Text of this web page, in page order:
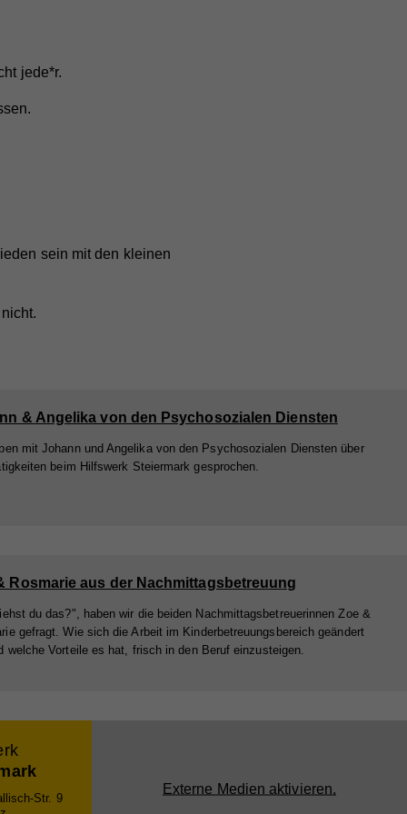
jede*r.
sein mit den kleinen
& Angelika von den Psychosozialen Diensten
mit Johann und Angelika von den Psychosozialen Diensten über
beim Hilfswerk Steiermark gesprochen.
Rosmarie aus der Nachmittagsbetreuung
du das?", haben wir die beiden Nachmittagsbetreuerinnen Zoe &
gefragt. Wie sich die Arbeit im Kinderbetreuungsbereich geändert
welche Vorteile es hat, frisch in den Beruf einzusteigen.
Str. 9
Externe Medien aktivieren.